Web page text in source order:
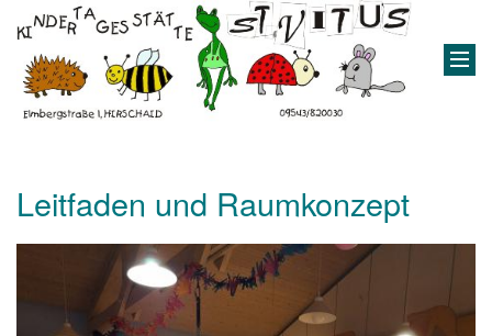
Leitfaden und Raumkonzept